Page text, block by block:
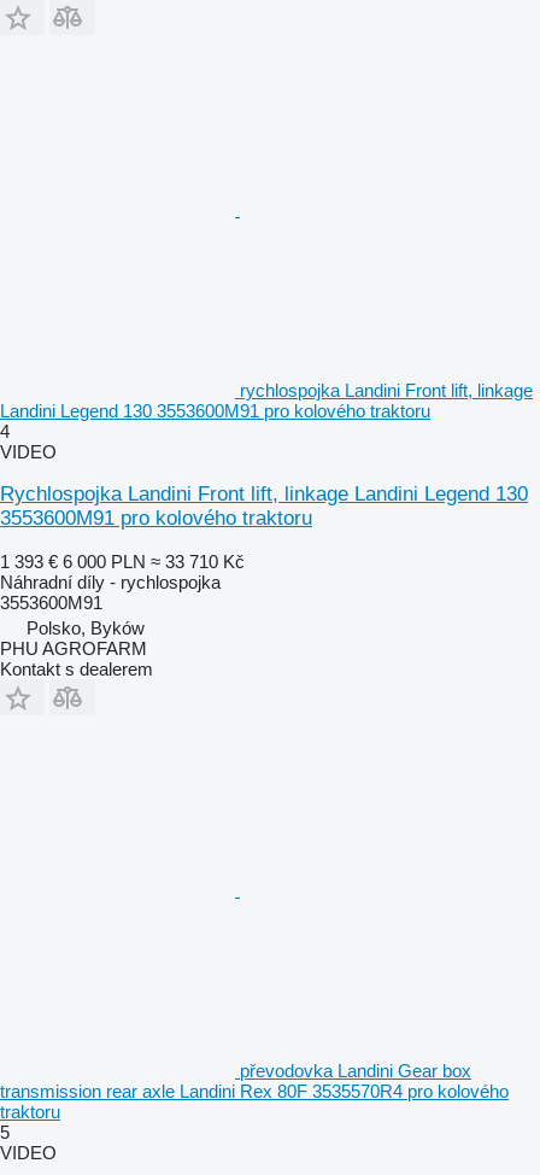
rychlospojka Landini Front lift, linkage
Landini Legend 130 3553600M91 pro kolového traktoru
4
VIDEO
Rychlospojka Landini Front lift, linkage Landini Legend 130
3553600M91 pro kolového traktoru
1 393 € 6 000 PLN ≈ 33 710 Kč
Náhradní díly - rychlospojka
3553600M91
Polsko, Byków
PHU AGROFARM
Kontakt s dealerem
převodovka Landini Gear box
transmission rear axle Landini Rex 80F 3535570R4 pro kolového
traktoru
5
VIDEO